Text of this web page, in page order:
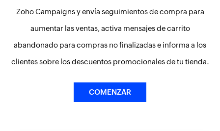
Zoho Campaignsy envía seguimientos de compra para
aumentar las ventas, activa mensajes de carrito
abandonado para compras no finalizadas e informa a los
clientes sobre los descuentos promocionales de tu tienda.
COMENZAR